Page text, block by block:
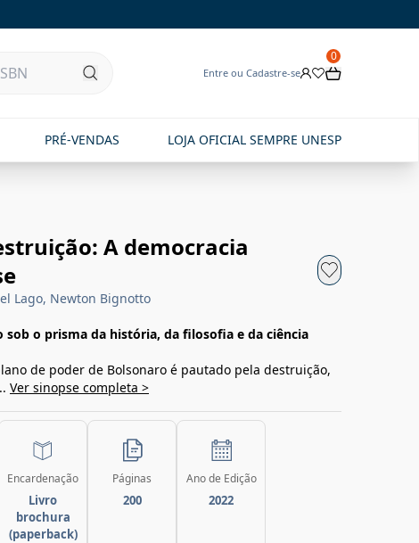
Entre ou Cadastre-se
0
PRÉ-VENDAS LOJA OFICIAL SEMPRE UNESP
A democracia
Lago, Newton Bignotto
sob o prisma da história, da filosofia e da ciência
de poder de Bolsonaro é pautado pela destruição,
Ver sinopse completa >
Encardenação
Livro
brochura
(paperback)
Páginas
200
Ano de Edição
2022